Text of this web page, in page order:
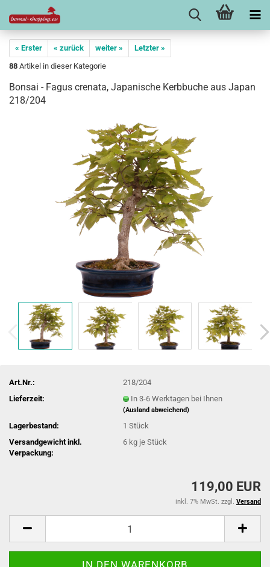
« Erster « zurück weiter »
Letzter »
88 Artikel in dieser Kategorie
Bonsai - Fagus crenata, Japanische Kerbbuche aus Japan
218/204
Art.Nr.:
218/204
Lieferzeit:
In 3-6 Werktagen bei Ihnen
(Ausland abweichend)
Lagerbestand: 1Stück
Versandgewicht inkl.
Verpackung:
6 kg je Stück
119,00 EUR
inkl. 7% MwSt. zzgl. Versand